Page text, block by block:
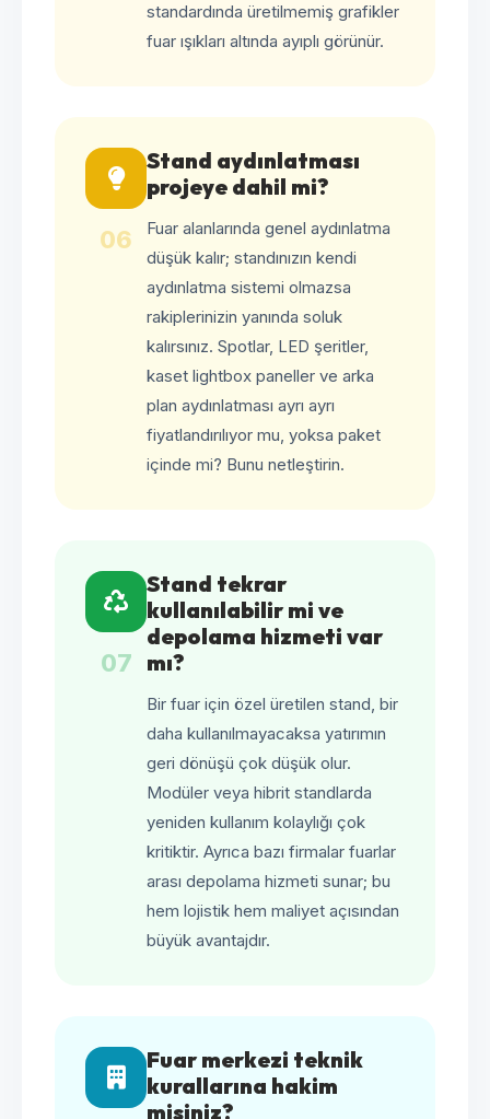
standardında üretilmemiş grafikler
fuar ışıkları altında ayıplı görünür.
06
Stand aydınlatması
projeye dahil mi?
Fuar alanlarında genel aydınlatma
düşük kalır; standınızın kendi
aydınlatma sistemi olmazsa
rakiplerinizin yanında soluk
kalırsınız. Spotlar, LED şeritler,
kaset lightbox paneller ve arka
plan aydınlatması ayrı ayrı
fiyatlandırılıyor mu, yoksa paket
içinde mi? Bunu netleştirin.
07
Stand tekrar
kullanılabilir mi ve
depolama hizmeti var
mı?
Bir fuar için özel üretilen stand, bir
daha kullanılmayacaksa yatırımın
geri dönüşü çok düşük olur.
Modüler veya hibrit standlarda
yeniden kullanım kolaylığı çok
kritiktir. Ayrıca bazı firmalar fuarlar
arası depolama hizmeti sunar; bu
hem lojistik hem maliyet açısından
büyük avantajdır.
Fuar merkezi teknik
kurallarına hakim
misiniz?